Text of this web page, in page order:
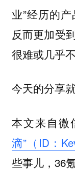
业”经历的
反而更加受
很难或几乎不
今天的分享
本文来自微
滴”（ID：
些事儿，36